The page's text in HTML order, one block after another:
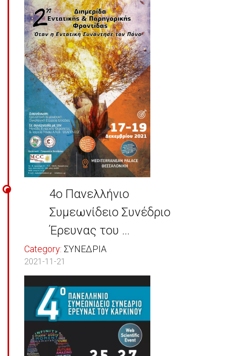
4ο Πανελλήνιο
Συμεωνίδειο Συνέδριο
Έρευνας του ...
Category: ΣΥΝΕΔΡΙΑ
2021-11-21